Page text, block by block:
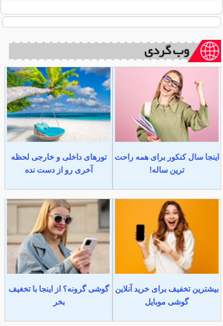
اینجا سال کنکور برای همه راحت
ترین ساله!
تورهای داخلی و خارجی لحظه
آخری رو از دست نده
بیشترین تخفیف برای خرید آنلاین
گوشی موبایل
گوشی گرونه؟ از اینجا با تخغیف
بخر